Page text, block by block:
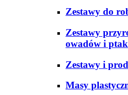
Zestawy do
Zestawy
owadów i
Zestawy i
Masy